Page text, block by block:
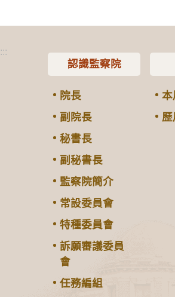
:::
認識監察院
院長
副院長
秘書長
副秘書長
監察院簡介
常設委員會
特種委員會
訴願審議委員
會
任務編組
本
歷